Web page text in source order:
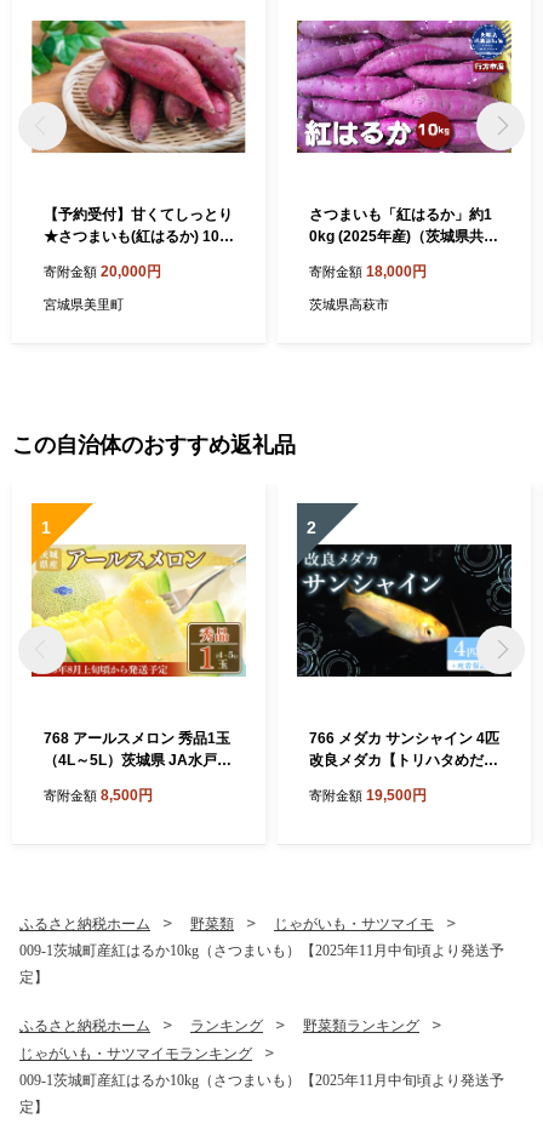
【予約受付】甘くてしっとり
★さつまいも(紅はるか) 10k
/ さつまいも 芋 お芋 紅はる
か【delf006】
寄附金額 20,000円
宮城県美里町
さつまいも「紅はるか」約1
0kg (2025年産)（茨城県共通
寄附金額 18,000円
茨城県高萩市
この自治体のおすすめ返礼品
1
768 アールスメロン 秀品1玉
（4L～5L）茨城県 JA水戸
寄附金額 8,500円
2
766 メダカ サンシャイン 4匹
改良メダカ【トリハタめだ
寄附金額 19,500円
ふるさと納税ホーム 野菜類
じゃがいも・サツマイモ
009-1茨城町産紅はるか10kg（さつまいも）【2025年11月中旬頃より発送予
定】
ふるさと納税ホーム ランキング
野菜類ランキング
じゃがいも・サツマイモランキング
009-1茨城町産紅はるか10kg（さつまいも）【2025年11月中旬頃より発送予
定】